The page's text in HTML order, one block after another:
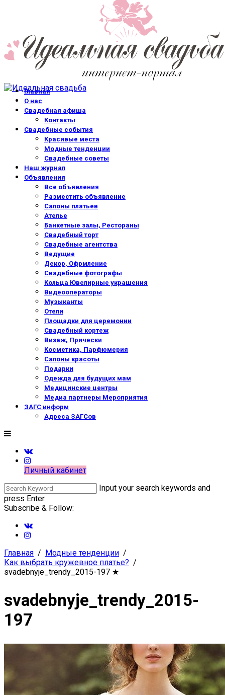
Главная
О нас
Свадебная афиша
Контакты
Свадебные события
Красивые места
Модные тенденции
Свадебные советы
Наш журнал
Объявления
Все объявления
Разместить объявление
Салоны платьев
Ателье
Банкетные залы, Рестораны
Свадебный торт
Свадебные агентства
Ведущие
Декор, Офрмление
Свадебные фотографы
Кольца Ювелирные украшения
Видеооператоры
Музыканты
Отели
Площадки для церемонии
Свадебный кортеж
Визаж, Прически
Косметика, Парфюмерия
Салоны красоты
Подарки
Одежда для будущих мам
Медицинские центры
Медиа партнеры Мероприятия
ЗАГС информ
Адреса ЗАГСов
Личный кабинет
Input your search keywords and
press Enter.
Subscribe & Follow:
Главная
Модные тенденции
Как выбрать кружевное платье?
svadebnyje_trendy_2015-197 ★
svadebnyje_trendy_2015-
197